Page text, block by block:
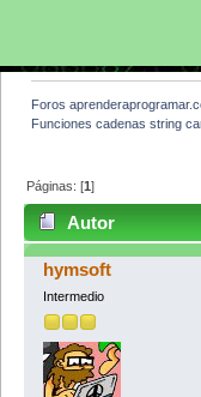
Foros
Funciones cadenas string
Páginas: [1]
Autor
SUBSTR
hymsoft
Intermedio